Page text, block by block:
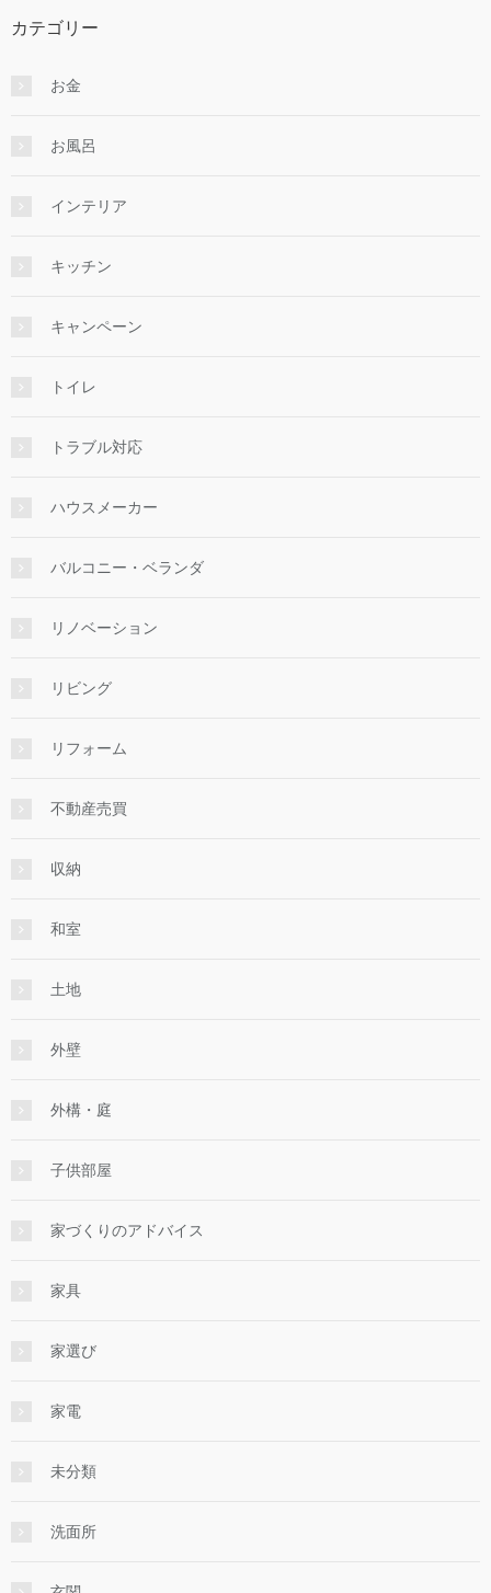
カテゴリー
お金
お風呂
インテリア
キッチン
キャンペーン
トイレ
トラブル対応
ハウスメーカー
バルコニー・ベランダ
リノベーション
リビング
リフォーム
不動産売買
収納
和室
土地
外壁
外構・庭
子供部屋
家づくりのアドバイス
家具
家選び
家電
未分類
洗面所